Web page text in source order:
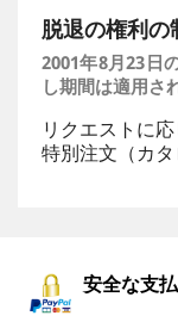
脱退の権利の
2001年8月23日
し期間は適用さ
リクエストに
特別注文（カタ
安全な支